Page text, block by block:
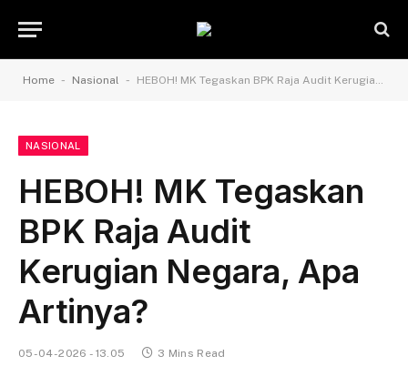
Home - Nasional - HEBOH! MK Tegaskan BPK Raja Audit Kerugian Negara, Apa Artinya?
NASIONAL
HEBOH! MK Tegaskan
BPK Raja Audit
Kerugian Negara, Apa
Artinya?
05-04-2026 - 13.05 3 Mins Read